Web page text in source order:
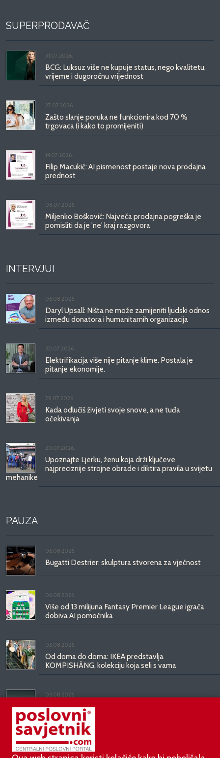
SUPERPRODAVAČ
31.07.2026.
BCG: Luksuz više ne kupuje status, nego kvalitetu,
vrijeme i dugoročnu vrijednost
27.07.2026.
Zašto slanje poruka ne funkcionira kod 70 %
trgovaca (i kako to promijeniti)
14.07.2026.
Filip Macukić: AI pismenost postaje nova prodajna
prednost
08.07.2026.
Miljenko Bošković: Najveća prodajna pogreška je
pomisliti da je 'ne' kraj razgovora
INTERVJUI
06.08.2026.
Daryl Upsall: Ništa ne može zamijeniti ljudski odnos
između donatora i humanitarnih organizacija
30.07.2026.
Elektrifikacija više nije pitanje klime. Postala je
pitanje ekonomije.
29.07.2026.
Kada odlučiš živjeti svoje snove, a ne tuđa
očekivanja
20.07.2026.
Upoznajte Ljerku, ženu koja drži ključeve
najpreciznije strojne obrade i diktira pravila u svijetu
mehanike
PAUZA
06.08.2026.
Bugatti Destrier: skulptura stvorena za vječnost
06.08.2026.
Više od 13 milijuna Fantasy Premier League igrača
dobiva AI pomoćnika
03.08.2026.
Od doma do doma: IKEA predstavlja
KOMPISHÄNG, kolekciju koja seli s vama
03.08.2026.
Kineski BYD predstavio luksuznu limuzinu veću od
Mercedesove S-klase, obećava domet do 1.000
kilometara